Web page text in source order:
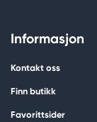
Informasjon
Kontakt oss
Finn butikk
Favorittsider